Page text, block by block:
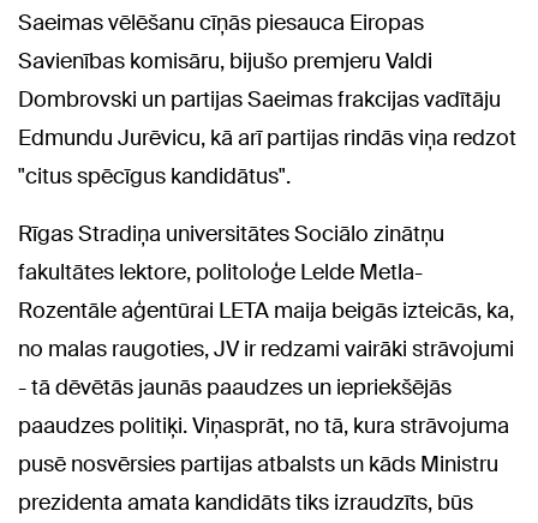
Saeimas vēlēšanu cīņās piesauca Eiropas
Savienības komisāru, bijušo premjeru Valdi
Dombrovski un partijas Saeimas frakcijas vadītāju
Edmundu Jurēvicu, kā arī partijas rindās viņa redzot
"citus spēcīgus kandidātus".
Rīgas Stradiņa universitātes Sociālo zinātņu
fakultātes lektore, politoloģe Lelde Metla-
Rozentāle aģentūrai LETA maija beigās izteicās, ka,
no malas raugoties, JV ir redzami vairāki strāvojumi
- tā dēvētās jaunās paaudzes un iepriekšējās
paaudzes politiķi. Viņasprāt, no tā, kura strāvojuma
pusē nosvērsies partijas atbalsts un kāds Ministru
prezidenta amata kandidāts tiks izraudzīts, būs